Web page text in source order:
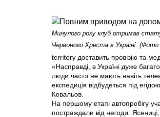
Минулого року клуб отримав
Червоного Хреста в Україні.
territory доставить провізію та
«Насправді, в Україні дуже
люди часто не мають навіть
експедиція відбудеться під
Ковальов.
На першому етапі автопробігу
постраждали від негоди: